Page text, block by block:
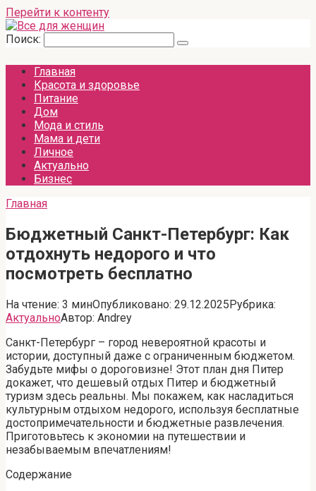
Перейти к контенту
Поиск:
Главная
Красота и здоровье
Питание
Дом
Мода и стиль
Мама и дети
Личное
Актуально
Бизнес
Главная
Бюджетный Санкт-Петербург: Как
отдохнуть недорого и что
посмотреть бесплатно
На чтение: 3 минОпубликовано: 29.12.2025Рубрика:
АктуальноАвтор: Andrey
Санкт-Петербург – город невероятной красоты и
истории, доступный даже с ограниченным бюджетом.
Забудьте мифы о дороговизне! Этот план дня Питер
докажет, что дешевый отдых Питер и бюджетный
туризм здесь реальны. Мы покажем, как насладиться
культурным отдыхом недорого, используя бесплатные
достопримечательности и бюджетные развлечения.
Приготовьтесь к экономии на путешествии и
незабываемым впечатлениям!
Содержание